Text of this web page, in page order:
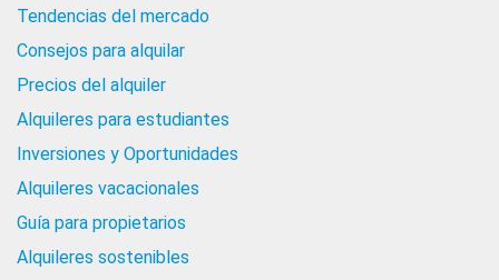
Tendencias del mercado
Consejos para alquilar
Precios del alquiler
Alquileres para estudiantes
Inversiones y Oportunidades
Alquileres vacacionales
Guía para propietarios
Alquileres sostenibles